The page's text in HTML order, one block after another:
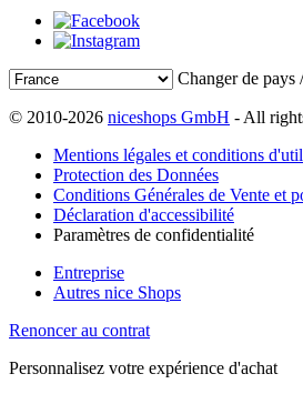
Changer de pays
© 2010-2026 niceshops GmbH - All
Mentions légales et conditions
Protection des Données
Conditions Générales de Vente et
Déclaration d'accessibilité
Paramètres de confidentialité
Entreprise
Autres nice Shops
Renoncer au contrat
Personnalisez votre expérience d'achat